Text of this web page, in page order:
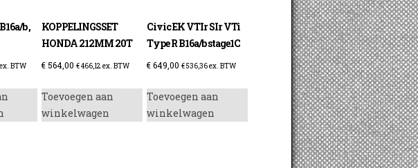
b ,
ex. BTW
KOPPELINGSSET
HONDA 212MM 20T
€564,00 €466,12 ex. BTW
Toevoegen aan
winkelwagen
Civic EK VTIr SIr VTi
Type R B16a/b stage1C
€649,00 €536,36ex. BTW
Toevoegen aan
winkelwagen